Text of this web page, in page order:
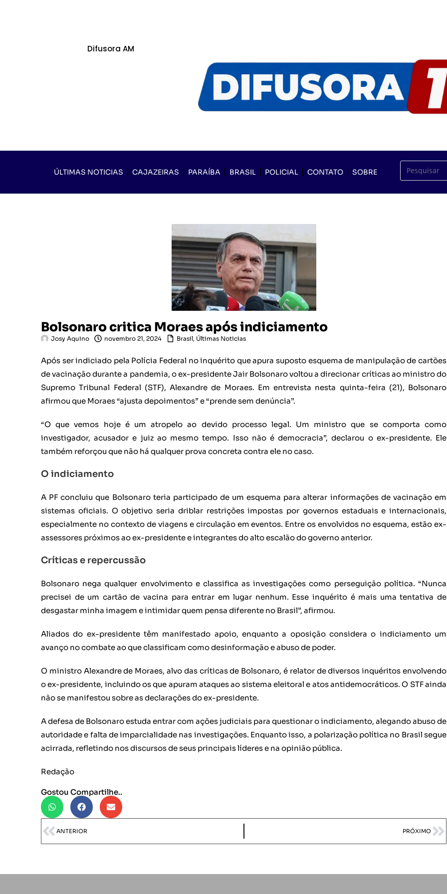
Difusora AM
ÚLTIMAS NOTICIAS CAJAZEIRAS PARAÍBA BRASIL POLICIAL CONTATO SOBRE
Bolsonaro critica Moraes após indiciamento
Josy Aquino novembro 21, 2024 Brasil, Últimas Noticias
Após ser indiciado pela Polícia Federal no inquérito que apura suposto esquema de manipulação de cartões
de vacinação durante a pandemia, o ex-presidente Jair Bolsonaro voltou a direcionar críticas ao ministro do
Supremo Tribunal Federal (STF), Alexandre de Moraes. Em entrevista nesta quinta-feira (21), Bolsonaro
afirmou que Moraes “ajusta depoimentos” e “prende sem denúncia”.
“O que vemos hoje é um atropelo ao devido processo legal. Um ministro que se comporta como
investigador, acusador e juiz ao mesmo tempo. Isso não é democracia”, declarou o ex-presidente. Ele
também reforçou que não há qualquer prova concreta contra ele no caso.
O indiciamento
A PF concluiu que Bolsonaro teria participado de um esquema para alterar informações de vacinação em
sistemas oficiais. O objetivo seria driblar restrições impostas por governos estaduais e internacionais,
especialmente no contexto de viagens e circulação em eventos. Entre os envolvidos no esquema, estão ex-
assessores próximos ao ex-presidente e integrantes do alto escalão do governo anterior.
Críticas e repercussão
Bolsonaro nega qualquer envolvimento e classifica as investigações como perseguição política. “Nunca
precisei de um cartão de vacina para entrar em lugar nenhum. Esse inquérito é mais uma tentativa de
desgastar minha imagem e intimidar quem pensa diferente no Brasil”, afirmou.
Aliados do ex-presidente têm manifestado apoio, enquanto a oposição considera o indiciamento um
avanço no combate ao que classificam como desinformação e abuso de poder.
O ministro Alexandre de Moraes, alvo das críticas de Bolsonaro, é relator de diversos inquéritos envolvendo
o ex-presidente, incluindo os que apuram ataques ao sistema eleitoral e atos antidemocráticos. O STF ainda
não se manifestou sobre as declarações do ex-presidente.
A defesa de Bolsonaro estuda entrar com ações judiciais para questionar o indiciamento, alegando abuso de
autoridade e falta de imparcialidade nas investigações. Enquanto isso, a polarização política no Brasil segue
acirrada, refletindo nos discursos de seus principais líderes e na opinião pública.
Redação
Gostou Compartilhe..
ANTERIOR PRÓXIMO